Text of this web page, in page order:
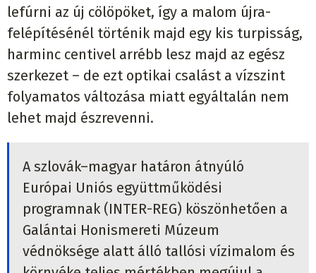
lefúrni az új cölöpöket, így a malom újra-
felépítésénél történik majd egy kis turpisság,
harminc centivel arrébb lesz majd az egész
szerkezet – de ezt optikai csalást a vízszint
folyamatos változása miatt egyáltalán nem
lehet majd észrevenni.
A szlovák–magyar határon átnyúló
Európai Uniós együttműködési
programnak (INTER-REG) köszönhetően a
Galántai Honismereti Múzeum
védnöksége alatt álló tallósi vízimalom és